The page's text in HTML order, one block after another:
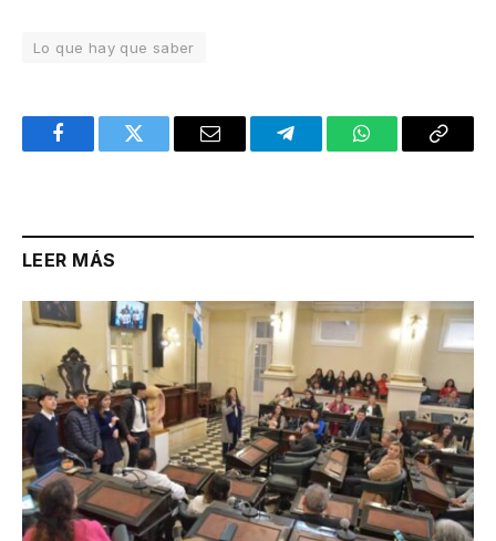
Lo que hay que saber
FacebookTwitter Email TelegramWhatsAppCopy
LEER MÁS